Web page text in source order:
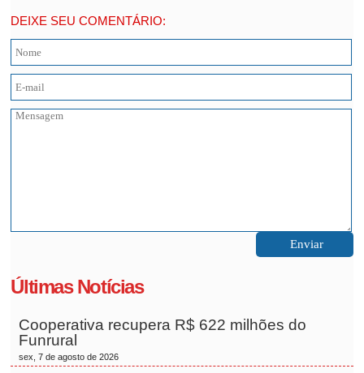
DEIXE SEU COMENTÁRIO:
Últimas Notícias
Cooperativa recupera R$ 622 milhões do
Funrural
sex, 7 de agosto de 2026